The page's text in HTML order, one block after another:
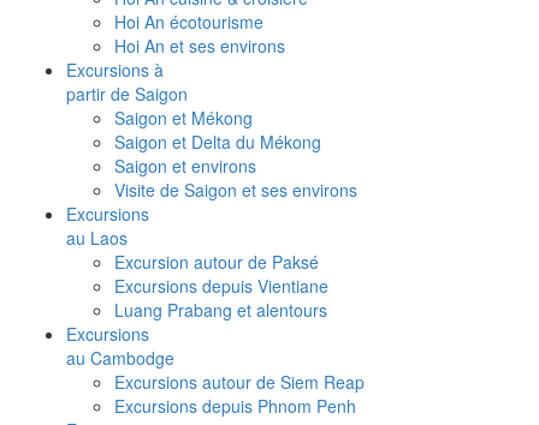
Hoi An écotourisme
Hoi An et ses environs
Excursions à
partir de Saigon
Saigon et Mékong
Saigon et Delta du Mékong
Saigon et environs
Visite de Saigon et ses environs
Excursions
au Laos
Excursion autour de Paksé
Excursions depuis Vientiane
Luang Prabang et alentours
Excursions
au Cambodge
Excursions autour de Siem Reap
Excursions depuis Phnom Penh